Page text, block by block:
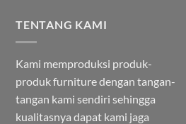
TENTANG KAMI
Kami memproduksi produk-
produk furniture dengan tangan-
tangan kami sendiri sehingga
kualitasnya dapat kami jaga